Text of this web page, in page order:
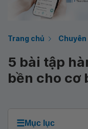
Trang chủ
5 bài tập
bền cho cơ
☰Mục lục